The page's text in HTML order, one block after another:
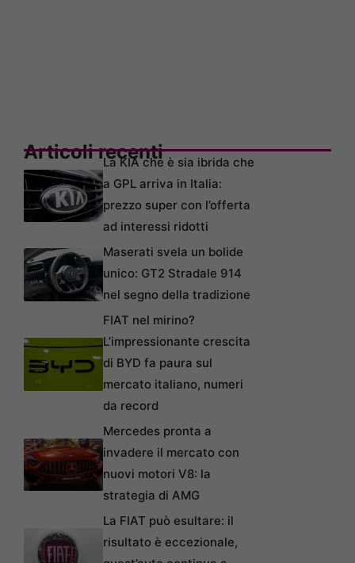
Articoli recentiLa KIA che è sia ibrida che
a GPL arriva in Italia:
prezzo super con l’offerta
ad interessi ridotti
Maserati svela un bolide
unico: GT2 Stradale 914
nel segno della tradizione
FIAT nel mirino?
L’impressionante crescita
di BYD fa paura sul
mercato italiano, numeri
da record
Mercedes pronta a
invadere il mercato con
nuovi motori V8: la
strategia di AMG
La FIAT può esultare: il
risultato è eccezionale,